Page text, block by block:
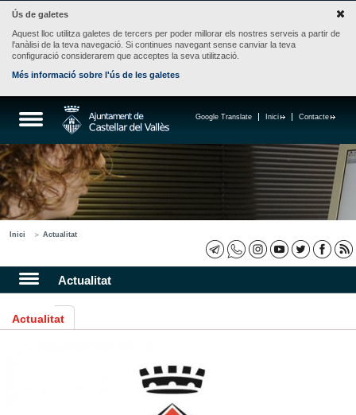
Ús de galetes
Aquest lloc utilitza galetes de tercers per poder millorar els nostres serveis a partir de
l'anàlisi de la teva navegació. Si continues navegant sense canviar la teva
configuració considerarem que acceptes la seva utilització.
Més informació sobre l'ús de les galetes
Contacte
Inici
Google Translate
Inici Actualitat
Actualitat
Actualitat